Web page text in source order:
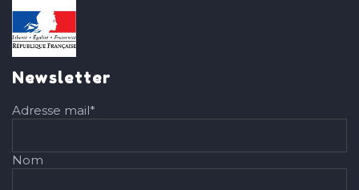
Newsletter
Adresse mail*
Nom